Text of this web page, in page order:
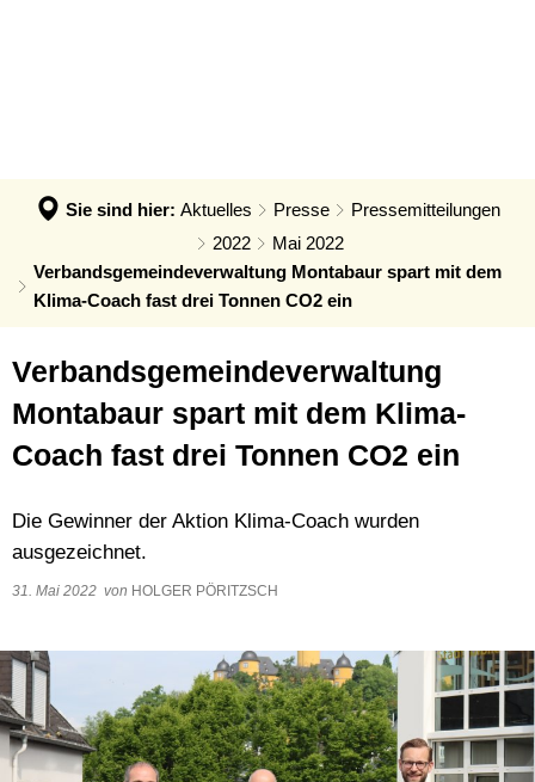
Notdienste
Öffentliche Ausschreibungen
Öffentliche Bekanntmachungen
Termine
Friedhof - Bestattungen
Generationenbüro
Ordnungsamt
Rentenberatung
Schadensmelder
Standesamt
Mobilität
Steuern, Haushalt & Finanzen
Elektronische Kommunikation
Verbandsgemeindehaus
Forst
Bildung & Soziales
Kultur & Freizeit
Ortsgemeinden
Feuerwehren
Sie sind hier: Aktuelles Presse
Pressemitteilungen
2022
Mai 2022
Verbandsgemeindeverwaltung Montabaur spart mit dem
Klima-Coach fast drei Tonnen CO2 ein
Verbandsgemeindeverwaltung
Montabaur spart mit dem Klima-
Coach fast drei Tonnen CO2 ein
Die Gewinner der Aktion Klima-Coach wurden
ausgezeichnet.
31. Mai 2022 von HOLGER PÖRITZSCH